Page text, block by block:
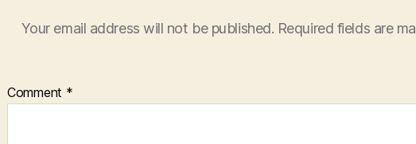
Your email address will not be published. Required fields are
Comment *